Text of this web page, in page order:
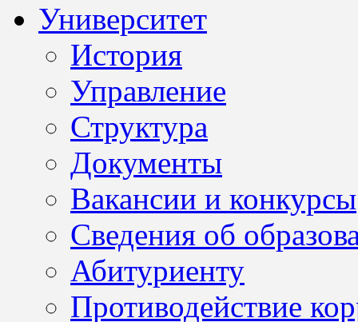
Университет
История
Управление
Структура
Документы
Вакансии и конкурсы
Сведения об
Абитуриенту
Противодействие